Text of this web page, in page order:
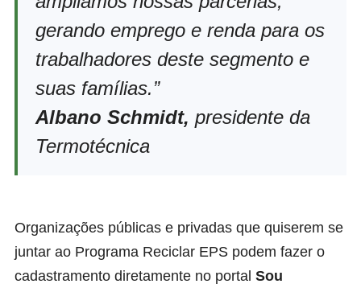
gerando emprego e renda para os
trabalhadores deste segmento e
suas famílias.”
Albano Schmidt, presidente da
Termotécnica
Organizações públicas e privadas que quiserem se
juntar ao Programa Reciclar EPS podem fazer o
cadastramento diretamente no portal Sou